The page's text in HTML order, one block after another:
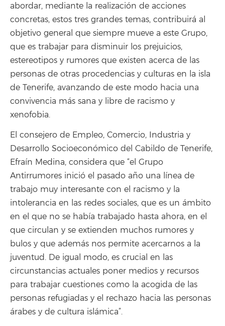
abordar, mediante la realización de acciones
concretas, estos tres grandes temas, contribuirá al
objetivo general que siempre mueve a este Grupo,
que es trabajar para disminuir los prejuicios,
estereotipos y rumores que existen acerca de las
personas de otras procedencias y culturas en la isla
de Tenerife, avanzando de este modo hacia una
convivencia más sana y libre de racismo y
xenofobia.
El consejero de Empleo, Comercio, Industria y
Desarrollo Socioeconómico del Cabildo de Tenerife,
Efraín Medina, considera que “el Grupo
Antirrumores inició el pasado año una línea de
trabajo muy interesante con el racismo y la
intolerancia en las redes sociales, que es un ámbito
en el que no se había trabajado hasta ahora, en el
que circulan y se extienden muchos rumores y
bulos y que además nos permite acercarnos a la
juventud. De igual modo, es crucial en las
circunstancias actuales poner medios y recursos
para trabajar cuestiones como la acogida de las
personas refugiadas y el rechazo hacia las personas
árabes y de cultura islámica”.